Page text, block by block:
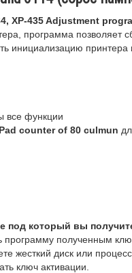
XP-435 Adjustment
программа позволяет
инициализацию принтера
все функции
counter of 80 culmun
под который вы
программу полученным
жесткий диск или
ключ активации.